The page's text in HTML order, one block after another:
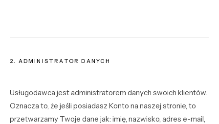
2. ADMINISTRATOR DANYCH
Usługodawca jest administratorem danych swoich klientów.
Oznacza to, że jeśli posiadasz Konto na naszej stronie, to
przetwarzamy Twoje dane jak: imię, nazwisko, adres e-mail,